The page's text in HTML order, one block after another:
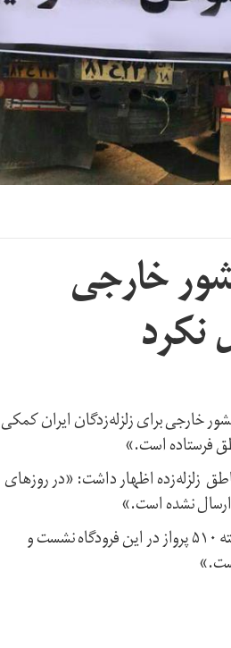
خارجی
نکرد
خارجی برای زلزله‌زدگان ایران کمکی
زلزله‌‌زده اظهار داشت: «در روزهای
نشده است.»
به گزارش تسنیم، مدیرکل فرودگاه بین‌المللی کرمانشاه اظهار داشت: «در روزهای گذشته ۵۱۰ پرواز در این فرودگاه نشست و